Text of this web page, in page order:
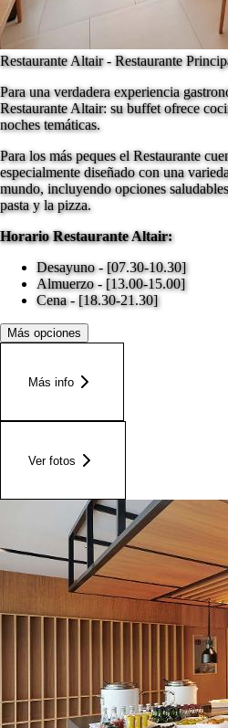
Restaurante Altair - Restaurante
Para una verdadera experiencia
Restaurante Altair: su buffet ofrece
noches temáticas.
Para los más peques el Restaurante
especialmente diseñado con una
mundo, incluyendo opciones
pasta y la pizza.
Horario Restaurante Altair:
Desayuno - [07.30-10.30]
Almuerzo - [13.00-15.00]
Cena - [18.30-21.30]
Más opciones
Más info
Ver fotos